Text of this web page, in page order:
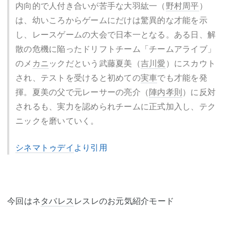
内向的で人付き合いが苦手な大羽紘一（ 野村周平）
は、幼いころからゲームにだけは驚異的な才能を示
し、レースゲームの大会で日本一となる。ある日、解
散の危機に陥ったドリフトチーム「チームアライブ」
のメ カニックだという武藤夏美（吉川愛 ）にスカウト
され、テストを受けると初めての実車でも才能を発
揮。夏美の父で元レーサーの亮介（陣内孝則）に反対
されるも、実力を認められチームに正式加入し、テク
ニックを磨いていく。
シネマトゥデイ より引用
今回はネタバレス レスレのお元気紹介モード